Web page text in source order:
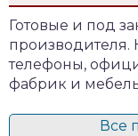
Готовые и под
производителя.
телефоны,
фабрик и
Все